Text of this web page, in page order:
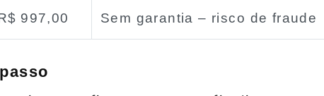
997,00 Sem garantia – risco de fraude